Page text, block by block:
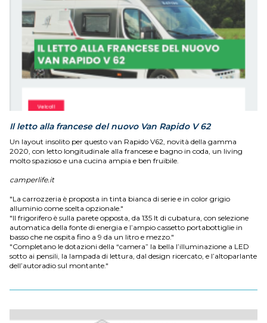
Il letto alla francese del nuovo Van Rapido V 62
Un layout insolito per questo van Rapido V62, novità della gamma
2020, con letto longitudinale alla francese e bagno in coda, un living
molto spazioso e una cucina ampia e ben fruibile.
camperlife.it
"La carrozzeria è proposta in tinta bianca di serie e in color grigio
alluminio come scelta opzionale."
"Il frigorifero è sulla parete opposta, da 135 lt di cubatura, con selezione
automatica della fonte di energia e l’ampio cassetto portabottiglie in
basso che ne ospita fino a 9 da un litro e mezzo."
"Completano le dotazioni della “camera” la bella l’illuminazione a LED
sotto ai pensili, la lampada di lettura, dal design ricercato, e l’altoparlante
dell’autoradio sul montante."